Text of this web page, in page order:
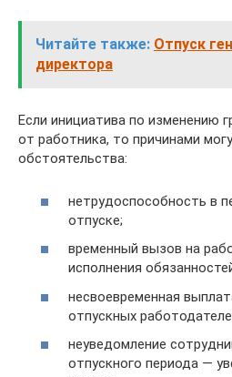
Читайте также: Отпуск
директора
Если инициатива по изменению
от работника, то причинами
обстоятельства:
нетрудоспособность в
отпуске;
временный вызов на
исполнения
несвоевременная
отпускных
неуведомление
отпускного периода —